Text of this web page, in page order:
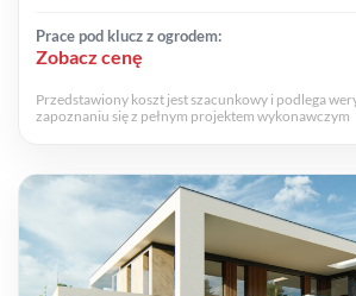
Prace pod klucz z ogrodem:
Zobacz cenę
Przedstawiony koszt jest szacunkowy i podlega
zapoznaniu się z pełnym projektem wykonawczym